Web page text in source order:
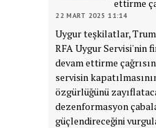
ettirme
22 MART 2025 11:14
Uygur teşkilatlar,
RFA Uygur Servisi'nin
devam ettirme
servisin
özgürlüğünü
dezenformasyon
güçlendireceğini